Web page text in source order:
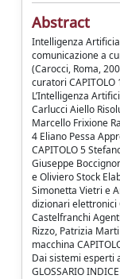
Abstract
Intelligenza
comunicazione a
(Carocci, Roma,
curatori
L’Intelligenza
Carlucci Aiello
Marcello Frixione
4 Eliano Pessa
CAPITOLO 5
Giuseppe
e Oliviero Stock
Simonetta Vietri e
dizionari elettronici
Castelfranchi
Rizzo, Patrizia
macchina
Dai sistemi esperti
GLOSSARIO